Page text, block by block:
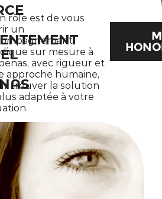
rôle est de vous
un
sur mesure à
avec rigueur et
approche humaine,
trouver la solution
adaptée à votre